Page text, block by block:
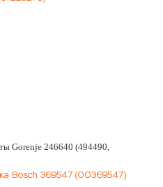
Gorenje 246640 (494490,